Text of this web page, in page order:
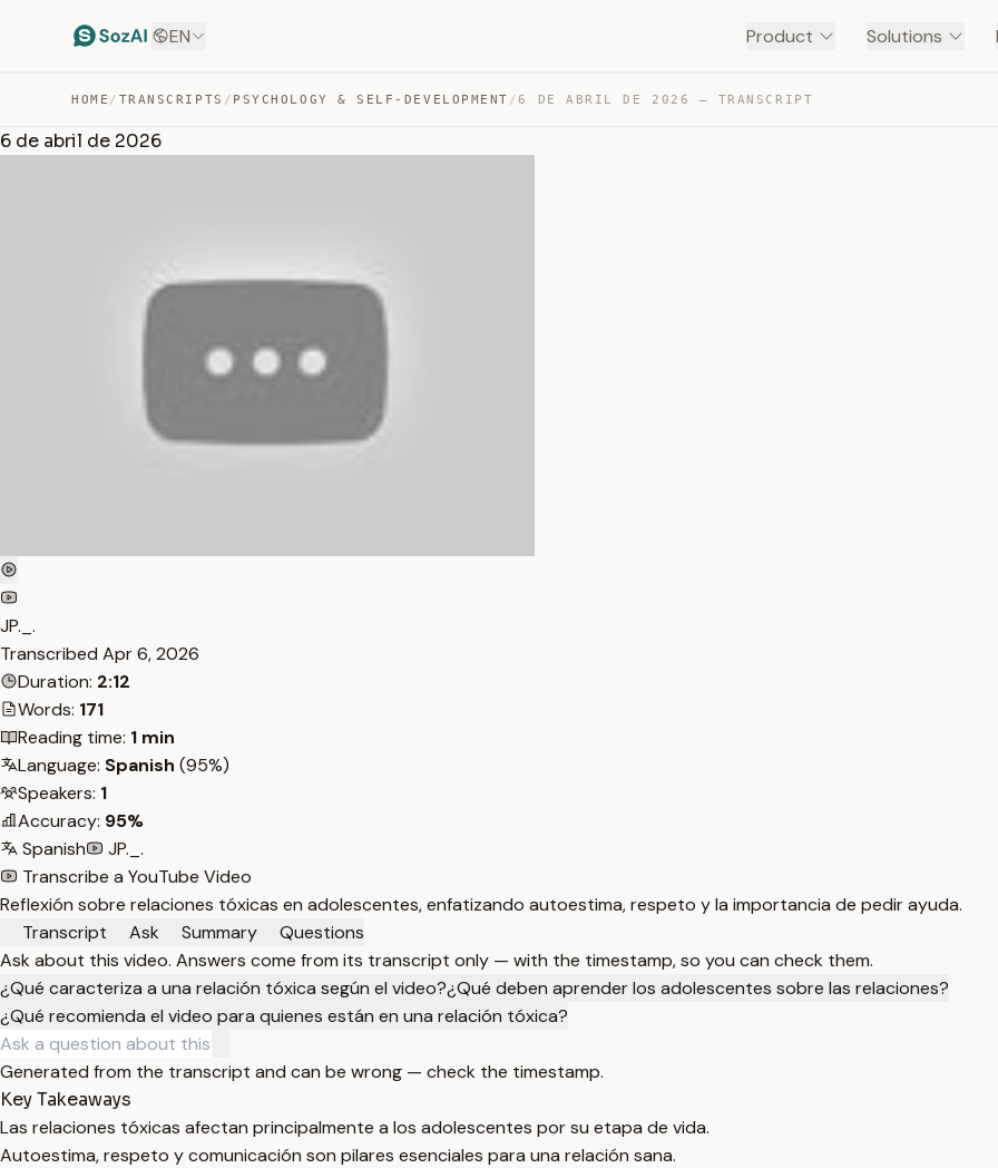
EN Product Solutions
HOME / TRANSCRIPTS / PSYCHOLOGY & SELF-DEVELOPMENT /6 DE ABRIL DE 2026 — TRANSCRIPT
6 de abril de 2026
JP._.
Transcribed Apr 6, 2026
Duration: 2:12
Words: 171
Reading time: 1 min
Language: Spanish (95%)
Speakers: 1
Accuracy: 95%
Spanish
JP._.
Transcribe a YouTube Video
Reflexión sobre relaciones tóxicas en adolescentes, enfatizando autoestima, respeto y la importancia de pedir ayuda.
Transcript
Ask Summary
Questions
Ask about this video. Answers come from its transcript only — with the timestamp, so you can check them.
¿Qué caracteriza a una relación tóxica según el video?¿Qué deben aprender los adolescentes sobre las relaciones?
¿Qué recomienda el video para quienes están en una relación tóxica?
Generated from the transcript and can be wrong — check the timestamp.
Key Takeaways
Las relaciones tóxicas afectan principalmente a los adolescentes por su etapa de vida.
Autoestima, respeto y comunicación son pilares esenciales para una relación sana.